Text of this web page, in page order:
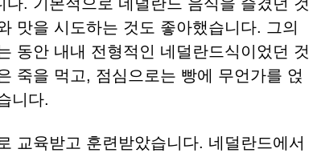
맛을 시도하는 것도 좋아했습니다. 그의
동안 내내 전형적인 네덜란드식이었던 것
죽을 먹고, 점심으로는 빵에 무언가를 얹
니다.
교육받고 훈련받았습니다. 네덜란드에서